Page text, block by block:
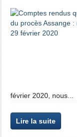
février 2020, nous...
Lire la suite